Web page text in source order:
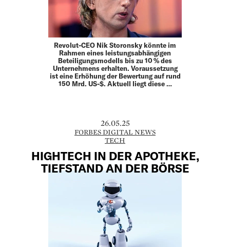
Revolut-CEO Nik Storonsky könnte im
Rahmen eines leistungsabhängigen
Beteiligungsmodells bis zu 10 % des
Unternehmens erhalten. Voraussetzung
ist eine Erhöhung der Bewertung auf rund
150 Mrd. US-$. Aktuell liegt diese …
26.05.25
FORBES DIGITAL NEWS
TECH
HIGHTECH IN DER APOTHEKE,
TIEFSTAND AN DER BÖRSE